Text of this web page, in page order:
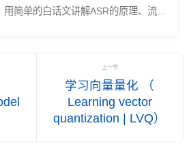
用简单的白话文讲解ASR的原理、流
上一节
学习向量量化 （
Learning vector
quantization | LVQ）